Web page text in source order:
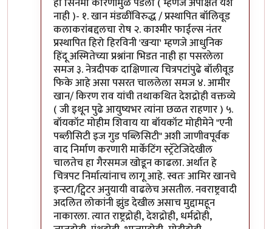
नाही )- १. खान मंडळींविरुद्ध / प्रस्थापित बॉलिवूड
कलाकरांबद्दलचा रोष २. काश्मीर फाईल्स नंतर
प्रस्थापित हिरो हिरविनी 'खर्‍या' म्हणजे आधुनिक
हिंदू अस्मितेच्या प्रश्नांना भिडत नाही हा पसरलेला
समज ३. नेत्रदीपक दाक्षिणात्य चित्रपटांपुढे बॉलीवूड
फिके आहे असा पसरत चाललेला समज ४. आमीर
खान/ किरण राव यांची तथाकथित देशद्रोही वक्तव्ये
( जी इथून पुढे आयुष्यभर त्यांना छळत राहणार ) ५.
बॉयकॉट मोहीम शिवाय या बॉयकॉट मोहीमेने "एनी
पब्लीसिटी इज गुड पब्लिसिटी" अशी जाणीवपूर्वक
वाद निर्माण करणारी मार्केटिंग स्ट्रॅटेजिदेखील
चालतेच हा गैरसमज खोडून काढला. अर्थात हे
चित्रपट निर्मात्यांनाच लागू आहे. स्वतः आमिर खानचे
इन्स्टा/ट्विटर अनुयायी वाढलेच असतील. नवराष्ट्रवादी
अदलित लोकांनी झुंड देखील असाच मुद्दामहून
नाकारला. त्यात राष्ट्रद्रोही, देशद्रोही, धर्मद्रोही,